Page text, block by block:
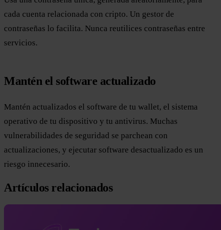
cada cuenta relacionada con cripto. Un gestor de
contraseñas lo facilita. Nunca reutilices contraseñas entre
servicios.
Mantén el software actualizado
Mantén actualizados el software de tu wallet, el sistema
operativo de tu dispositivo y tu antivirus. Muchas
vulnerabilidades de seguridad se parchean con
actualizaciones, y ejecutar software desactualizado es un
riesgo innecesario.
Artículos relacionados